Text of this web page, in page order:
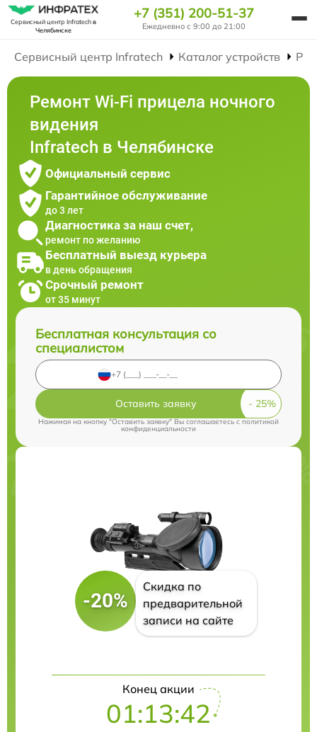
Сервисный центр Infratechв
Челябинске
+7 (351) 200-51-37
Ежедневно с 9:00 до 21:00
Сервисный центр Infratech Каталог устройств
Ремонт Wi-Fi прицела ночного
видения
Infratech в Челябинске
Официальный сервис
Гарантийное обслуживание
до 3 лет
Диагностика за наш счет,
ремонт по желанию
Бесплатный выезд курьера
в день обращения
Срочный ремонт
от 35 минут
Бесплатная консультация со
специалистом
Оставить заявку
Нажимая на кнопку "Оставить заявку" Вы соглашаетесь cполитикой
конфиденциальности
-20%
Скидка по
предварительной
записи на сайте
Конец акции
01:13:41